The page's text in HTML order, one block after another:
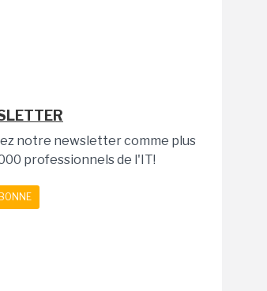
notre newsletter comme plus
professionnels de l'IT!